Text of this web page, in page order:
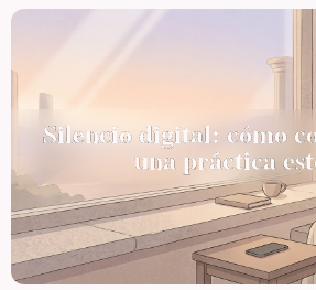
Silencio digital: cómo
una práctica